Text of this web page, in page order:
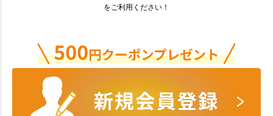
をご利用ください！